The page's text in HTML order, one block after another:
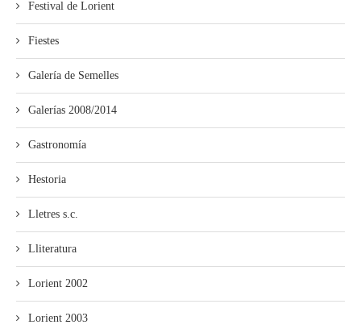
Festival de Lorient
Fiestes
Galería de Semelles
Galerías 2008/2014
Gastronomía
Hestoria
Lletres s.c.
Lliteratura
Lorient 2002
Lorient 2003